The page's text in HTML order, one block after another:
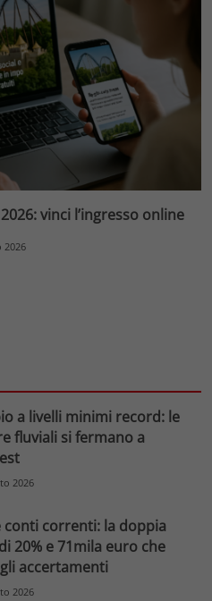
vinci l’ingresso online
2026
a livelli minimi record: le
fluviali si fermano a
2026
conti correnti: la doppia
20% e 71mila euro che
accertamenti
2026